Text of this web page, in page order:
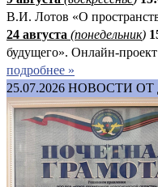
В.И. Лотов «О
24 августа (понедельник)
будущего». Онлайн-
подробнее »
25.07.2026 НОВОСТИ ОТ